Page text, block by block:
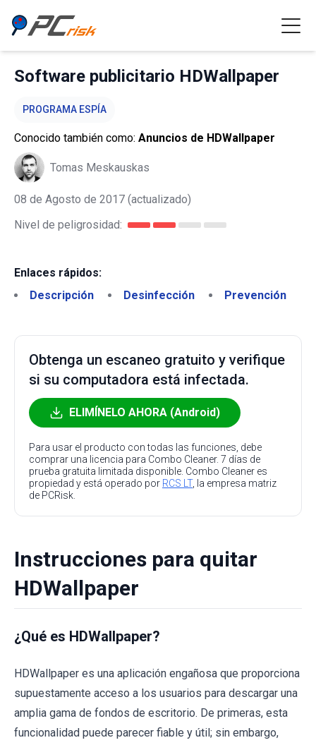
Software publicitario HDWallpaper
PROGRAMA ESPÍA
Conocido también como: Anuncios de HDWallpaper
Tomas Meskauskas
08 de Agosto de 2017 (actualizado)
Nivel de peligrosidad:
Enlaces rápidos:
Descripción
Desinfección Prevención
Obtenga un escaneo gratuito y verifique
si su computadora está infectada.
ELIMÍNELO AHORA (Android)
Para usar el producto con todas las funciones, debe
comprar una licencia para Combo Cleaner. 7 días de
prueba gratuita limitada disponible. Combo Cleaner es
propiedad y está operado por RCS LT, la empresa matriz
de PCRisk.
Instrucciones para quitar
HDWallpaper
¿Qué es HDWallpaper?
HDWallpaper es una aplicación engañosa que proporciona
supuestamente acceso a los usuarios para descargar una
amplia gama de fondos de escritorio. De primeras, esta
funcionalidad puede parecer fiable y útil; sin embargo,